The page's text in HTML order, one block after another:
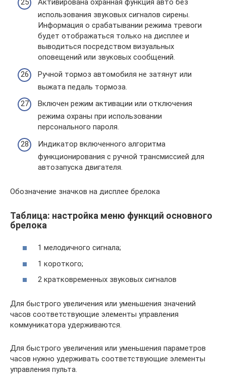
Активирована охранная функция авто без
использования звуковых сигналов сирены.
Информация о срабатывании режима тревоги
будет отображаться только на дисплее и
выводиться посредством визуальных
оповещений или звуковых сообщений.
Ручной тормоз автомобиля не затянут или
выжата педаль тормоза.
Включен режим активации или отключения
режима охраны при использовании
персонального пароля.
Индикатор включенного алгоритма
функционирования с ручной трансмиссией для
автозапуска двигателя.
Обозначение значков на дисплее брелока
Таблица: настройка меню функций основного
брелока
1 мелодичного сигнала;
1 короткого;
2 кратковременных звуковых сигналов
Для быстрого увеличения или уменьшения значений
часов соответствующие элементы управления
коммуникатора удерживаются.
Для быстрого увеличения или уменьшения параметров
часов нужно удерживать соответствующие элементы
управления пульта.